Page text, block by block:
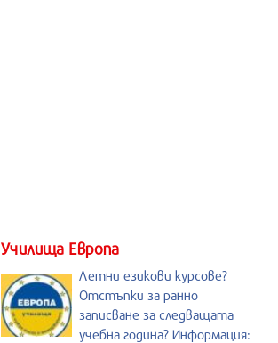
Училища Европа
Летни езикови курсове?
Отстъпки за ранно
записване за следващата
учебна година? Информация: